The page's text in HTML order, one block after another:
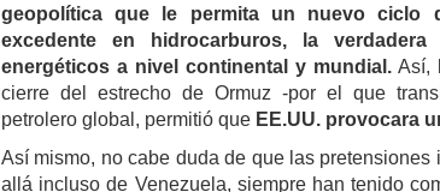
geopolítica que le permita un nuevo ciclo
excedente en hidrocarburos, la
energéticos a nivel continental y mundial. Así,
cierre del estrecho de Ormuz -por el que
petrolero global, permitió que EE.UU. provocara
Así mismo, no cabe duda de que las
allá incluso de Venezuela, siempre han tenido